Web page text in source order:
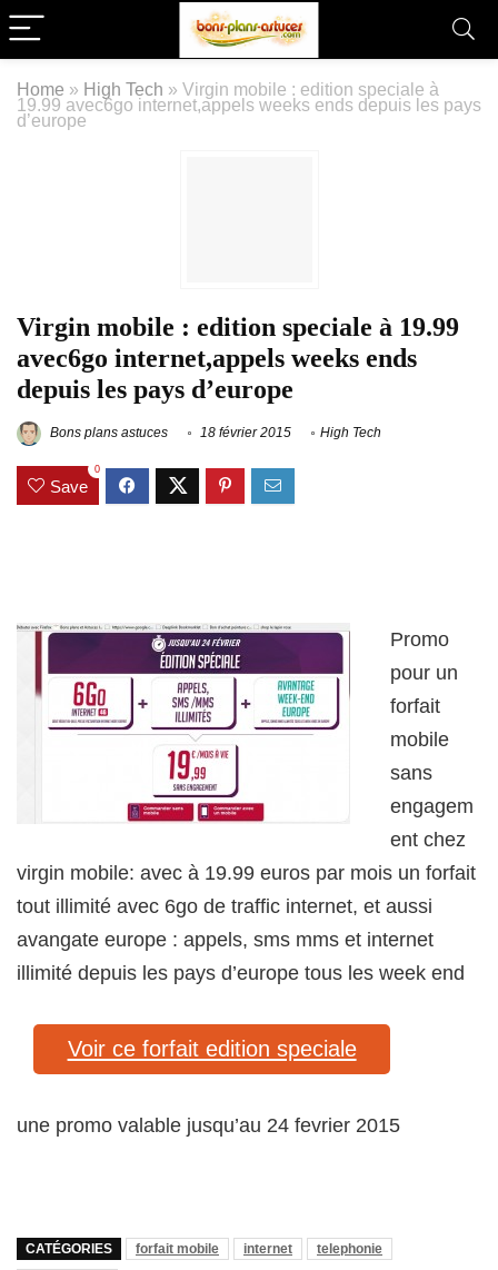
Home » High Tech » Virgin mobile : edition speciale à
19.99 avec6go internet,appels weeks ends depuis les pays
d’europe
Virgin mobile : edition speciale à 19.99
avec6go internet,appels weeks ends
depuis les pays d’europe
Bons plans astuces 18 février 2015 High Tech
Save
0
Promo
pour un
forfait
mobile
sans
engagem
ent chez
virgin mobile: avec à 19.99 euros par mois un forfait
tout illimité avec 6go de traffic internet, et aussi
avangate europe : appels, sms mms et internet
illimité depuis les pays d’europe tous les week end
Voir ce forfait edition speciale
une promo valable jusqu’au 24 fevrier 2015
CATÉGORIES forfait mobile internet
telephonie